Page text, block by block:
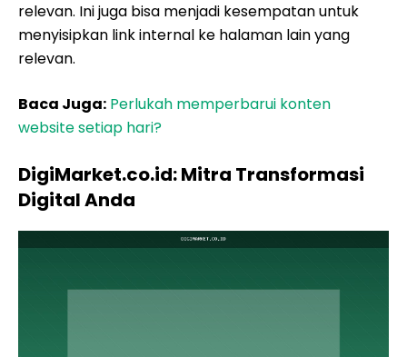
relevan. Ini juga bisa menjadi kesempatan untuk
menyisipkan link internal ke halaman lain yang
relevan.
Baca Juga: Perlukah memperbarui konten
website setiap hari?
DigiMarket.co.id: Mitra Transformasi
Digital Anda